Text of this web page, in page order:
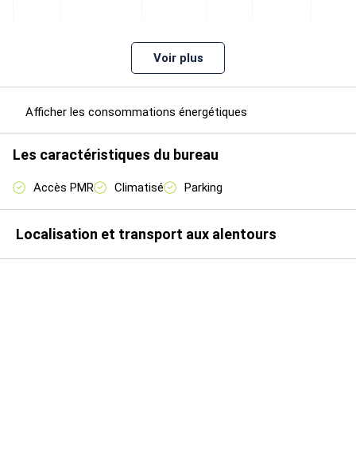
Impôt Foncier : 1500 €//an
Dépôt de garantie : 3 mois de loyer HT/HC
Prestations :
RDC
Très bon état
1 accueil
Voir plus
Afficher les consommations énergétiques
Les caractéristiques du bureau
Accès PMR Climatisé Parking
Localisation et transport aux alentours